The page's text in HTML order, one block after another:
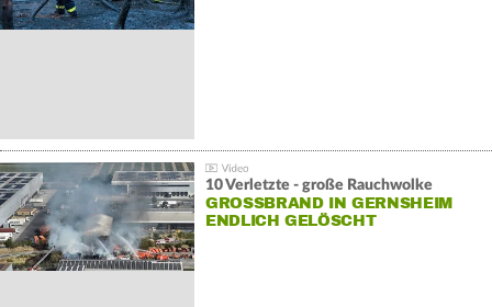
10 Verletzte - große Rauchwolke
GROSSBRAND IN GERNSHEIM E
NDLICH GELÖSCHT